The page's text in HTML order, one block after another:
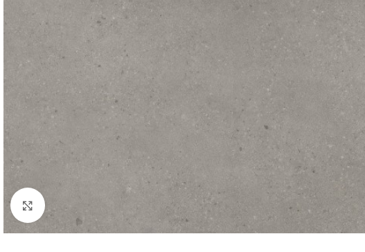
Click to enlarge